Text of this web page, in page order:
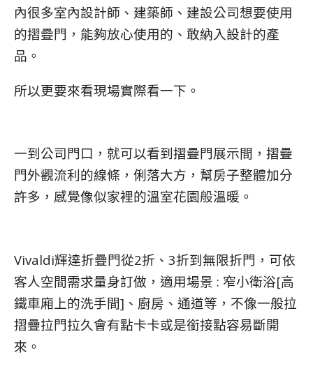
內很多室內設計師、建築師、建設公司想要使用
的摺疊門，能夠放心使用的、敢納入設計的產
品。
所以更要來看現場實際看一下。
一到公司門口，就可以看到摺疊門展示間，摺疊
門外觀流利的線條，俐落大方，幫房子整體加分
許多，感覺像似家裡的溫室花園般溫暖。
Vivaldi輝達折疊門從2折、3折到無限折門，可依
客人空間需求量身訂做，適用場景 : 窄小衛浴[高
鐵車廂上的洗手間]、廚房、通道等，不像一般拉
摺疊拉門拉久會有點卡卡或是銜接點容易斷開
來。